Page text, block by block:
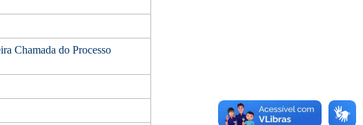
Chamada do Processo